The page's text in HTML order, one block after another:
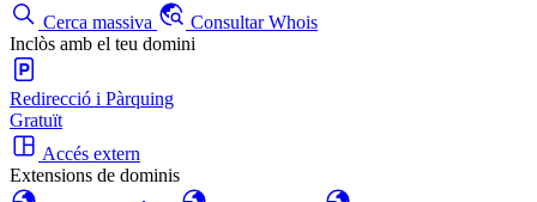
Cerca massiva
Consultar Whois
Inclòs amb el teu domini
Redirecció i Pàrquing
Gratuït
Accés extern
Extensions de dominis